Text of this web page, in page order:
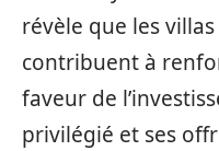
révèle que les
contribuent à
faveur de
privilégié et ses